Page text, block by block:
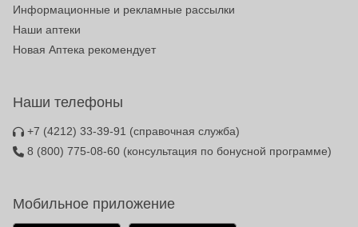
Информационные и рекламные рассылки
Наши аптеки
Новая Аптека рекомендует
Наши телефоны
+7 (4212) 33-39-91 (справочная служба)
8 (800) 775-08-60 (консультация по бонусной программе)
Мобильное приложение